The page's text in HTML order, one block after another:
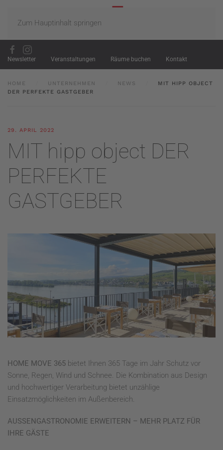
Zum Hauptinhalt springen
Newsletter Veranstaltungen Räume buchen Kontakt
HOME UNTERNEHMEN NEWS
MIT HIPP OBJECT
DER PERFEKTE GASTGEBER
29. APRIL 2022
MIT hipp object DER
PERFEKTE
GASTGEBER
HOME MOVE 365 bietet Ihnen 365 Tage im Jahr Schutz vor
Sonne, Regen, Wind und Schnee. Die Kombination aus Design
und hochwertiger Verarbeitung bietet unzählige
Einsatzmöglichkeiten im Außenbereich.
AUSSENGASTRONOMIE ERWEITERN – MEHR PLATZ FÜR
IHRE GÄSTE